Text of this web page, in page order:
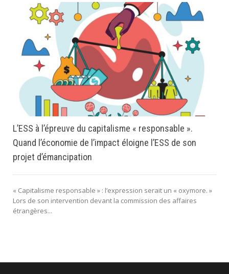
L’ESS à l’épreuve du capitalisme « responsable ».
Quand l’économie de l’impact éloigne l’ESS de son
projet d’émancipation
« Capitalisme responsable » : l’expression serait un « oxymore. »
Lors de son intervention devant la commission des affaires
étrangères...